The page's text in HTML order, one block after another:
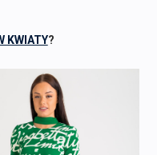
KWIATY?